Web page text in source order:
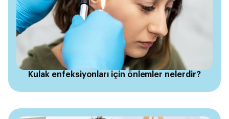
Kulak enfeksiyonları için önlemler nelerdir?